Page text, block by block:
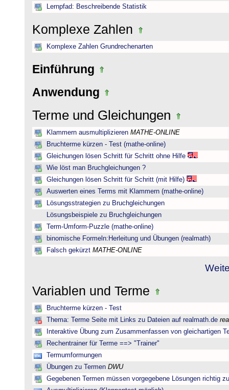
Lernpfad: Beschreibende Statistik
Komplexe Zahlen
Komplexe Zahlen Grundrechenarten
Einführung
Anwendung
Terme und Gleichungen
Klammern ausmultiplizieren MATHE-ONLINE
Bruchterme kürzen - Test (mathe-online)
Gleichungen lösen Schritt für Schritt ohne Hilfe
Wie löst man Bruchgleichungen ?
Gleichungen lösen Schritt für Schritt (mit Hilfe)
Auswerten eines Terms mit Klammern (mathe-online)
Lösungsstrategien zu Bruchgleichungen
Lösungsbeispiele zu Bruchgleichungen
Term-Umform-Puzzle (mathe-online)
binomische Formeln:Herleitung und Übungen (realmath)
Falsch gekürzt MATHE-ONLINE
Variablen und Terme
Bruchterme kürzen - Test
Thema: Terme Seite mit Links zu Dateien auf realmath.de
Interaktive Übung zum Zusammenfassen von gleichartigen
Rechentrainer für Terme ==> "Trainer"
Termumformungen
Übungen zu Termen DWU
Gegebenen Termen müssen vorgegebene Lösungen richtig